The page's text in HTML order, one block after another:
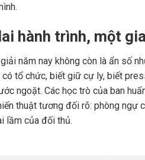
hành trình, một
năm nay không còn là ẩn số
tổ chức, biết giữ cự ly, biết
ngoặt. Các học trò của ban
thuật tương đối rõ: phòng ngự
lầm của đối thủ.